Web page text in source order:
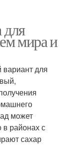
мира и
для
может
в районах с
сахар